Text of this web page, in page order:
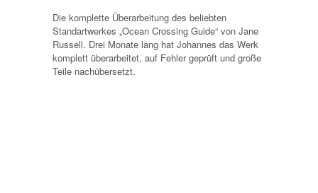
Die komplette Überarbeitung des beliebten
Standartwerkes „Ocean Crossing Guide“ von Jane
Russell. Drei Monate lang hat Johannes das Werk
komplett überarbeitet, auf Fehler geprüft und große
Teile nachübersetzt.